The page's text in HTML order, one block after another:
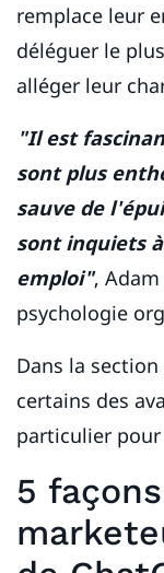
remplace leur
déléguer le
alléger leur
"Il est
sont plus
sauve de
sont inquiets
emploi",
psychologie
Dans la
certains des
particulier
5